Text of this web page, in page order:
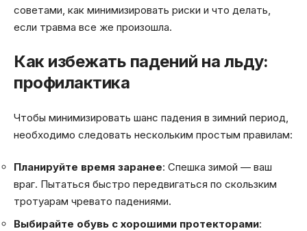
советами, как минимизировать риски и что делать,
если травма все же произошла.
Как избежать падений на льду:
профилактика
Чтобы минимизировать шанс падения в зимний период,
необходимо следовать нескольким простым правилам:
Планируйте время заранее: Спешка зимой — ваш
враг. Пытаться быстро передвигаться по скользким
тротуарам чревато падениями.
Выбирайте обувь с хорошими протекторами: